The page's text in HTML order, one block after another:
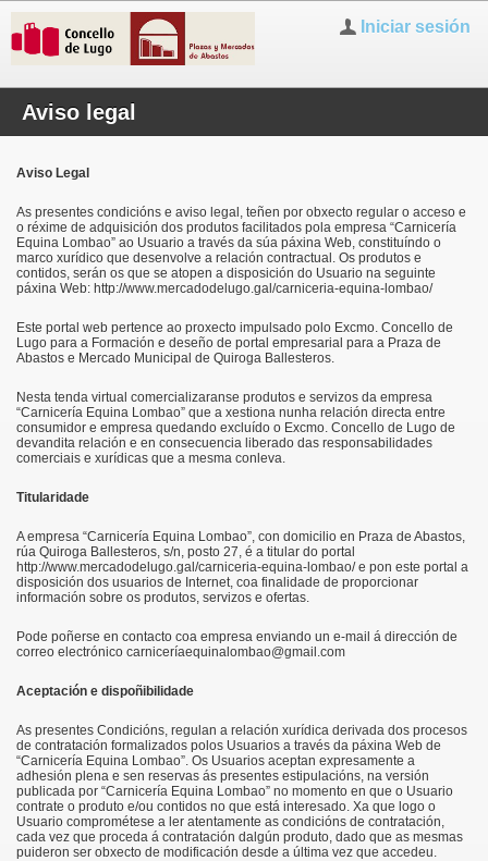
Iniciar sesión
Aviso legal
Aviso Legal
As presentes condicións e aviso legal, teñen por obxecto regular o acceso e
o réxime de adquisición dos produtos facilitados pola empresa “Carnicería
Equina Lombao” ao Usuario a través da súa páxina Web, constituíndo o
marco xurídico que desenvolve a relación contractual. Os produtos e
contidos, serán os que se atopen a disposición do Usuario na seguinte
páxina Web: http://www.mercadodelugo.gal/carniceria-equina-lombao/
Este portal web pertence ao proxecto impulsado polo Excmo. Concello de
Lugo para a Formación e deseño de portal empresarial para a Praza de
Abastos e Mercado Municipal de Quiroga Ballesteros.
Nesta tenda virtual comercializaranse produtos e servizos da empresa
“Carnicería Equina Lombao” que a xestiona nunha relación directa entre
consumidor e empresa quedando excluído o Excmo. Concello de Lugo de
devandita relación e en consecuencia liberado das responsabilidades
comerciais e xurídicas que a mesma conleva.
Titularidade
A empresa “Carnicería Equina Lombao”, con domicilio en Praza de Abastos,
rúa Quiroga Ballesteros, s/n, posto 27, é a titular do portal
http://www.mercadodelugo.gal/carniceria-equina-lombao/ e pon este portal a
disposición dos usuarios de Internet, coa finalidade de proporcionar
información sobre os produtos, servizos e ofertas.
Pode poñerse en contacto coa empresa enviando un e-mail á dirección de
correo electrónico carniceríaequinalombao@gmail.com
Aceptación e dispoñibilidade
As presentes Condicións, regulan a relación xurídica derivada dos procesos
de contratación formalizados polos Usuarios a través da páxina Web de
“Carnicería Equina Lombao”. Os Usuarios aceptan expresamente a
adhesión plena e sen reservas ás presentes estipulacións, na versión
publicada por “Carnicería Equina Lombao” no momento en que o Usuario
contrate o produto e/ou contidos no que está interesado. Xa que logo o
Usuario comprométese a ler atentamente as condicións de contratación,
cada vez que proceda á contratación dalgún produto, dado que as mesmas
puideron ser obxecto de modificación desde a última vez que accedeu.